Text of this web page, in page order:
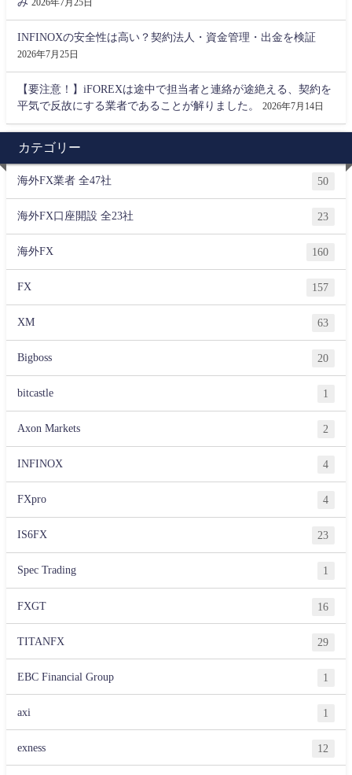
2026年7月25日
INFINOXの安全性は高い？契約法人・資金管理・出金を検証
2026年7月25日
【要注意！】iFOREXは途中で担当者と連絡が途絶える、契約を
平気で反故にする業者であることが解りました。
2026年7月14日
カテゴリー
海外FX業者 全47社 50
海外FX口座開設 全23社 23
海外FX 160
FX 157
XM 63
Bigboss 20
bitcastle 1
Axon Markets 2
INFINOX 4
FXpro 4
IS6FX 23
Spec Trading 1
FXGT 16
TITANFX 29
EBC Financial Group 1
axi 1
exness 12